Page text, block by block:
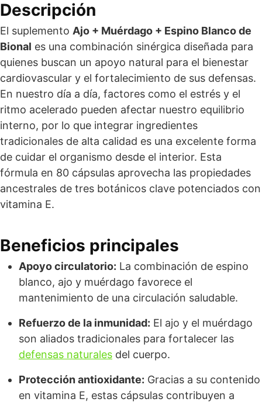
Descripción
El suplemento Ajo + Muérdago + Espino Blanco de
Bional es una combinación sinérgica diseñada para
quienes buscan un apoyo natural para el bienestar
cardiovascular y el fortalecimiento de sus defensas.
En nuestro día a día, factores como el estrés y el
ritmo acelerado pueden afectar nuestro equilibrio
interno, por lo que integrar ingredientes
tradicionales de alta calidad es una excelente forma
de cuidar el organismo desde el interior. Esta
fórmula en 80 cápsulas aprovecha las propiedades
ancestrales de tres botánicos clave potenciados con
vitamina E.
Beneficios principales
Apoyo circulatorio: La combinación de espino
blanco, ajo y muérdago favorece el
mantenimiento de una circulación saludable.
Refuerzo de la inmunidad: El ajo y el muérdago
son aliados tradicionales para fortalecer las
defensas naturales del cuerpo.
Protección antioxidante: Gracias a su contenido
en vitamina E, estas cápsulas contribuyen a